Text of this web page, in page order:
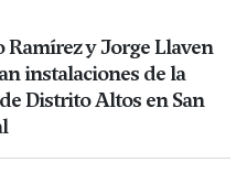
Ramírez y Jorge Llaven
instalaciones de la
Distrito Altos en San